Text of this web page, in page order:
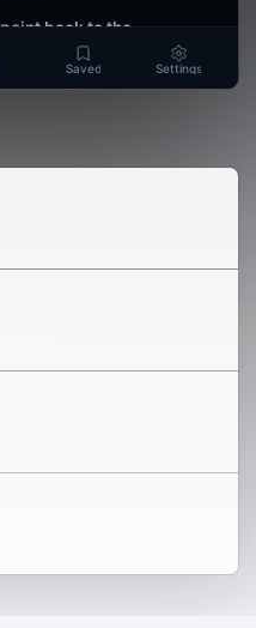
back to the
them.
you decide what to
TXT
Saved Settings